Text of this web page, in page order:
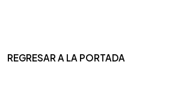
REGRESAR A LA PORTADA